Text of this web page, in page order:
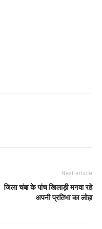
Next article
जिला चंबा के पांच खिलाड़ी मनवा रहे
अपनी प्रतिभा का लोहा